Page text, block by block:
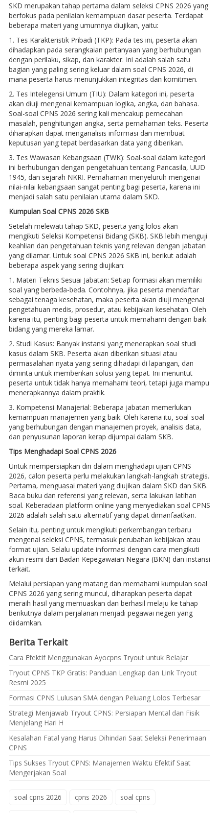
SKD merupakan tahap pertama dalam seleksi CPNS 2026 yang
berfokus pada penilaian kemampuan dasar peserta. Terdapat
beberapa materi yang umumnya diujikan, yaitu:
1. Tes Karakteristik Pribadi (TKP): Pada tes ini, peserta akan
dihadapkan pada serangkaian pertanyaan yang berhubungan
dengan perilaku, sikap, dan karakter. Ini adalah salah satu
bagian yang paling sering keluar dalam soal CPNS 2026, di
mana peserta harus menunjukkan integritas dan komitmen.
2. Tes Intelegensi Umum (TIU): Dalam kategori ini, peserta
akan diuji mengenai kemampuan logika, angka, dan bahasa.
Soal-soal CPNS 2026 sering kali mencakup pemecahan
masalah, penghitungan angka, serta pemahaman teks. Peserta
diharapkan dapat menganalisis informasi dan membuat
keputusan yang tepat berdasarkan data yang diberikan.
3. Tes Wawasan Kebangsaan (TWK): Soal-soal dalam kategori
ini berhubungan dengan pengetahuan tentang Pancasila, UUD
1945, dan sejarah NKRI. Pemahaman menyeluruh mengenai
nilai-nilai kebangsaan sangat penting bagi peserta, karena ini
menjadi salah satu penilaian utama dalam SKD.
Kumpulan Soal CPNS 2026 SKB
Setelah melewati tahap SKD, peserta yang lolos akan
mengikuti Seleksi Kompetensi Bidang (SKB). SKB lebih menguji
keahlian dan pengetahuan teknis yang relevan dengan jabatan
yang dilamar. Untuk soal CPNS 2026 SKB ini, berikut adalah
beberapa aspek yang sering diujikan:
1. Materi Teknis Sesuai Jabatan: Setiap formasi akan memiliki
soal yang berbeda-beda. Contohnya, jika peserta mendaftar
sebagai tenaga kesehatan, maka peserta akan diuji mengenai
pengetahuan medis, prosedur, atau kebijakan kesehatan. Oleh
karena itu, penting bagi peserta untuk memahami dengan baik
bidang yang mereka lamar.
2. Studi Kasus: Banyak instansi yang menerapkan soal studi
kasus dalam SKB. Peserta akan diberikan situasi atau
permasalahan nyata yang sering dihadapi di lapangan, dan
diminta untuk memberikan solusi yang tepat. Ini menuntut
peserta untuk tidak hanya memahami teori, tetapi juga mampu
menerapkannya dalam praktik.
3. Kompetensi Manajerial: Beberapa jabatan memerlukan
kemampuan manajemen yang baik. Oleh karena itu, soal-soal
yang berhubungan dengan manajemen proyek, analisis data,
dan penyusunan laporan kerap dijumpai dalam SKB.
Tips Menghadapi Soal CPNS 2026
Untuk mempersiapkan diri dalam menghadapi ujian CPNS
2026, calon peserta perlu melakukan langkah-langkah strategis.
Pertama, menguasai materi yang diujikan dalam SKD dan SKB.
Baca buku dan referensi yang relevan, serta lakukan latihan
soal. Keberadaan platform online yang menyediakan soal CPNS
2026 adalah salah satu alternatif yang dapat dimanfaatkan.
Selain itu, penting untuk mengikuti perkembangan terbaru
mengenai seleksi CPNS, termasuk perubahan kebijakan atau
format ujian. Selalu update informasi dengan cara mengikuti
akun resmi dari Badan Kepegawaian Negara (BKN) dan instansi
terkait.
Melalui persiapan yang matang dan memahami kumpulan soal
CPNS 2026 yang sering muncul, diharapkan peserta dapat
meraih hasil yang memuaskan dan berhasil melaju ke tahap
berikutnya dalam perjalanan menjadi pegawai negeri yang
diidamkan.
Berita Terkait
Cara Efektif Menggunakan Ayocpns Tryout untuk Belajar
Tryout CPNS TKP Gratis: Panduan Lengkap dan Link Tryout
Resmi 2025
Formasi CPNS Lulusan SMA dengan Peluang Lolos Terbesar
Strategi Menjawab Tryout CPNS: Persiapan Mental dan Fisik
Menjelang Hari H
Kesalahan Fatal yang Harus Dihindari Saat Seleksi Penerimaan
CPNS
Tips Sukses Tryout CPNS: Manajemen Waktu Efektif Saat
Mengerjakan Soal
soal cpns 2026 cpns 2026 soal cpns